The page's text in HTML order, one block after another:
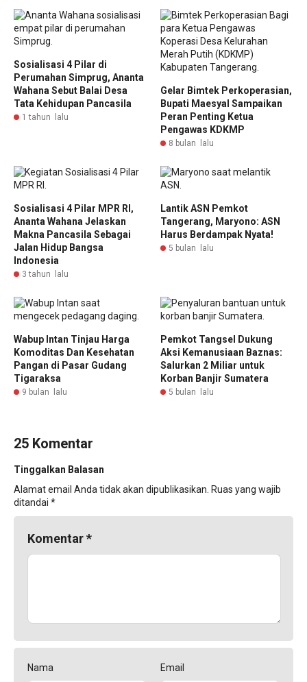
Sosialisasi 4 Pilar di
Perumahan Simprug, Ananta
Wahana Sebut Balai Desa
Tata Kehidupan Pancasila
1 tahun lalu
Gelar Bimtek Perkoperasian,
Bupati Maesyal Sampaikan
Peran Penting Ketua
Pengawas KDKMP
8 bulan lalu
Sosialisasi 4 Pilar MPR RI,
Ananta Wahana Jelaskan
Makna Pancasila Sebagai
Jalan Hidup Bangsa
Indonesia
3 tahun lalu
Lantik ASN Pemkot
Tangerang, Maryono: ASN
Harus Berdampak Nyata!
5 bulan lalu
Wabup Intan Tinjau Harga
Komoditas Dan Kesehatan
Pangan di Pasar Gudang
Tigaraksa
9 bulan lalu
Pemkot Tangsel Dukung
Aksi Kemanusiaan Baznas:
Salurkan 2 Miliar untuk
Korban Banjir Sumatera
5 bulan lalu
25 Komentar
Tinggalkan Balasan
Alamat email Anda tidak akan dipublikasikan. Ruas yang wajib
ditandai *
Komentar*
Nama Email